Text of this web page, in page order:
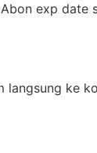
exp
langsung ke